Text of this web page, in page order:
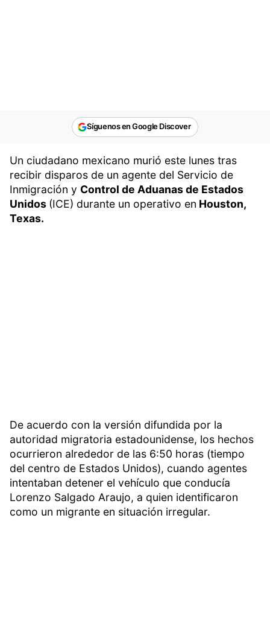
Síguenos en Google Discover
Un ciudadano mexicano murió este lunes tras
recibir disparos de un agente del Servicio de
Inmigración y Control de Aduanas de Estados
Unidos (ICE) durante un operativo en Houston,
Texas.
De acuerdo con la versión difundida por la
autoridad migratoria estadounidense, los hechos
ocurrieron alrededor de las 6:50 horas (tiempo
del centro de Estados Unidos), cuando agentes
intentaban detener el vehículo que conducía
Lorenzo Salgado Araujo, a quien identificaron
como un migrante en situación irregular.